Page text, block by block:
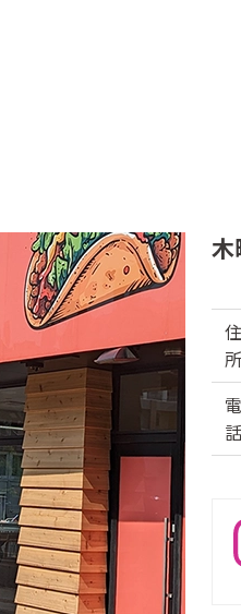
木
住
所
電
話